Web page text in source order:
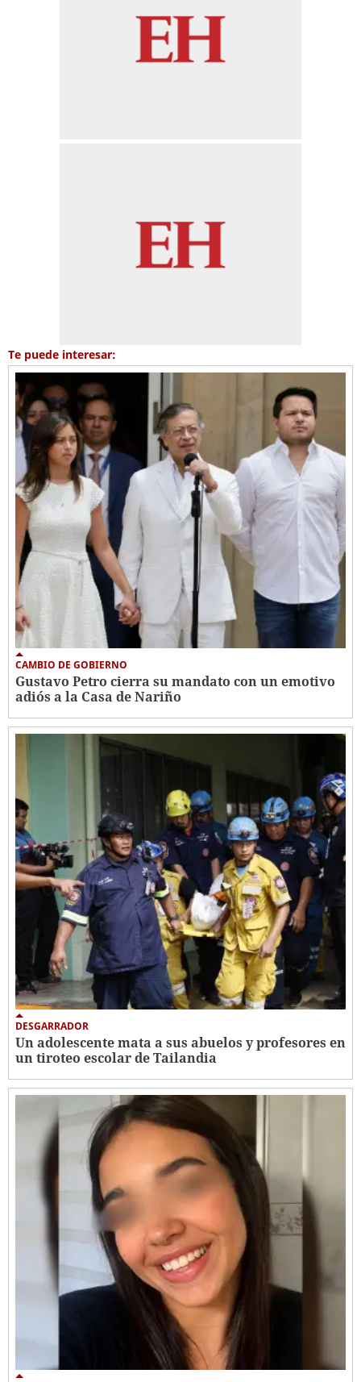
Te puede interesar:
CAMBIO DE GOBIERNO
Gustavo Petro cierra su mandato con un emotivo
adiós a la Casa de Nariño
DESGARRADOR
Un adolescente mata a sus abuelos y profesores en
un tiroteo escolar de Tailandia